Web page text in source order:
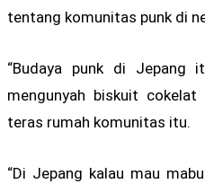
tentang komunitas punk di
“Budaya punk di Jepang
mengunyah biskuit
teras rumah komunitas itu.
“Di Jepang kalau mau